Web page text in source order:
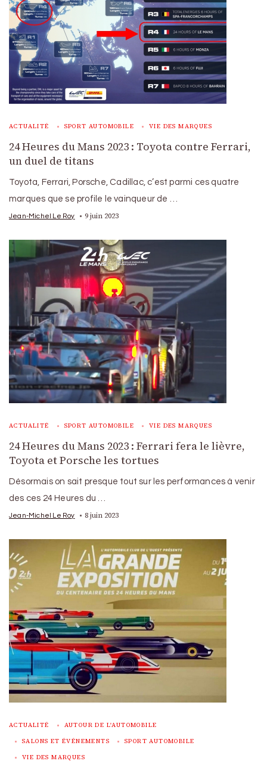
ACTUALITÉ SPORT AUTOMOBILE VIE DES MARQUES
24 Heures du Mans 2023 : Toyota contre Ferrari,
un duel de titans
Toyota, Ferrari, Porsche, Cadillac, c’est parmi ces quatre
marques que se profile le vainqueur de …
Jean-Michel Le Roy 9 juin 2023
ACTUALITÉ SPORT AUTOMOBILE VIE DES MARQUES
24 Heures du Mans 2023 : Ferrari fera le lièvre,
Toyota et Porsche les tortues
Désormais on sait presque tout sur les performances à venir
des ces 24 Heures du …
Jean-Michel Le Roy 8 juin 2023
ACTUALITÉ AUTOUR DE L'AUTOMOBILE
SALONS ET ÉVÉNEMENTS SPORT AUTOMOBILE
VIE DES MARQUES